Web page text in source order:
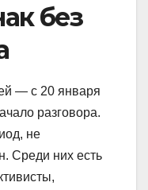
без
— с 20 января
разговора.
не
Среди них есть